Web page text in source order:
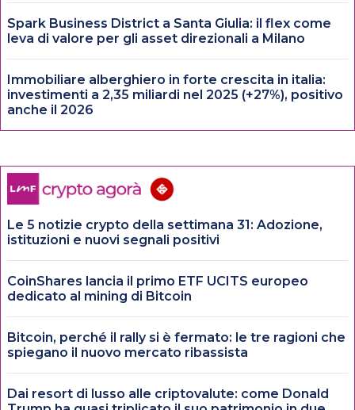
Spark Business District a Santa Giulia: il flex come
leva di valore per gli asset direzionali a Milano
Immobiliare alberghiero in forte crescita in italia:
investimenti a 2,35 miliardi nel 2025 (+27%), positivo
anche il 2026
Le 5 notizie crypto della settimana 31: Adozione,
istituzioni e nuovi segnali positivi
CoinShares lancia il primo ETF UCITS europeo
dedicato al mining di Bitcoin
Bitcoin, perché il rally si è fermato: le tre ragioni che
spiegano il nuovo mercato ribassista
Dai resort di lusso alle criptovalute: come Donald